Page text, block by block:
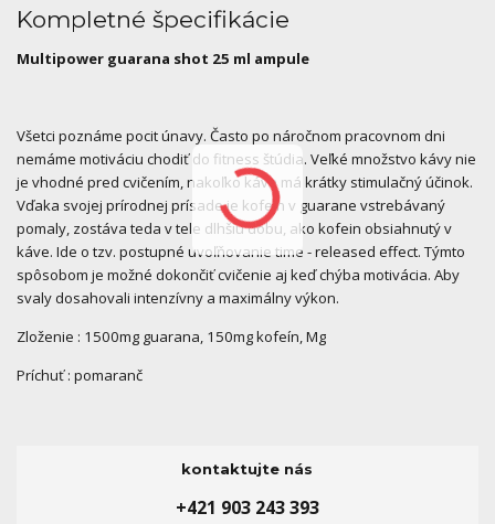
Kompletné špecifikácie
Multipower guarana shot 25 ml ampule
Všetci poznáme pocit únavy. Často po náročnom pracovnom dni
nemáme motiváciu chodiť do fitness štúdia. Veľké množstvo kávy nie
je vhodné pred cvičením, nakoľko káva má krátky stimulačný účinok.
Vďaka svojej prírodnej prísade je kofein v guarane vstrebávaný
pomaly, zostáva teda v tele dlhšiu dobu, ako kofein obsiahnutý v
káve. Ide o tzv. postupné uvoľňovanie time - released effect. Týmto
spôsobom je možné dokončiť cvičenie aj keď chýba motivácia. Aby
svaly dosahovali intenzívny a maximálny výkon.
Zloženie : 1500mg guarana, 150mg kofeín, Mg
Príchuť : pomaranč
kontaktujte nás
+421 903 243 393